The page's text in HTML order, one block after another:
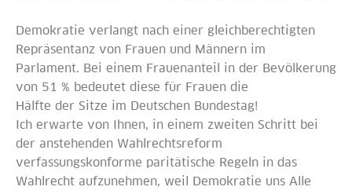
Demokratie verlangt nach einer gleichberechtigten
Repräsentanz von Frauen und Männern im
Parlament. Bei einem Frauenanteil in der Bevölkerung
von 51 % bedeutet diese für Frauen die
Hälfte der Sitze im Deutschen Bundestag!
Ich erwarte von Ihnen, in einem zweiten Schritt bei
der anstehenden Wahlrechtsreform
verfassungskonforme paritätische Regeln in das
Wahlrecht aufzunehmen, weil Demokratie uns Alle